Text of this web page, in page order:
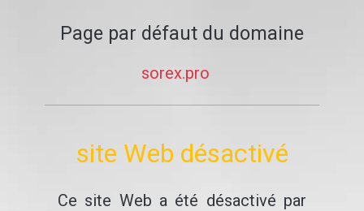
Page par défaut du domaine
sorex.pro
site Web désactivé
Ce site Web a été désactivé par